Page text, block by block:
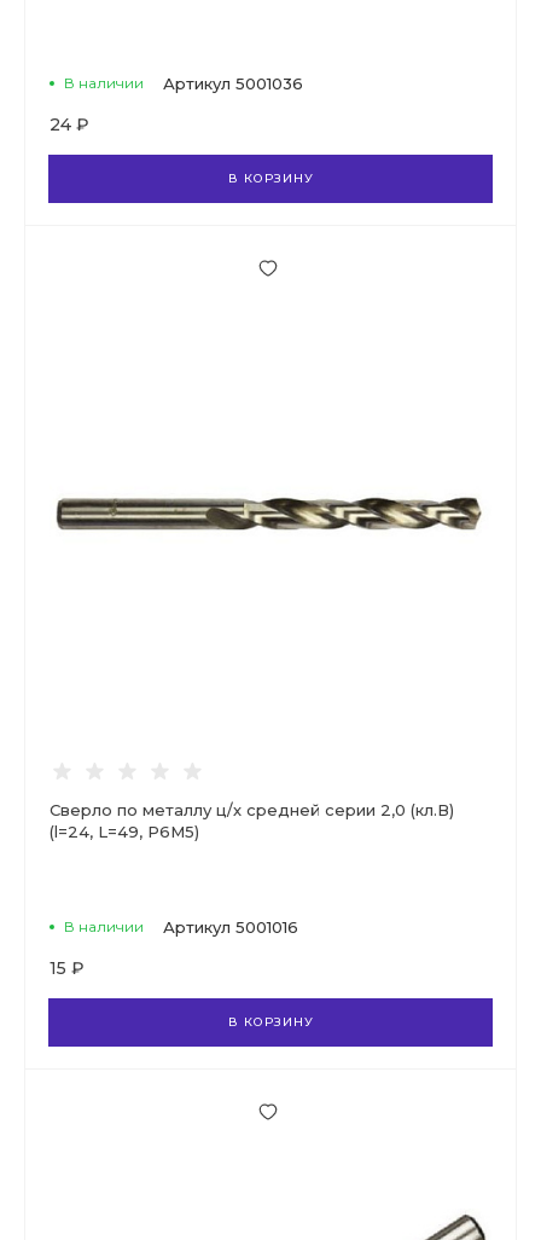
В наличии Артикул 5001036
24 ₽
В КОРЗИНУ
Сверло по металлу ц/х средней серии 2,0 (кл.В)
(l=24, L=49, Р6М5)
В наличии Артикул 5001016
15 ₽
В КОРЗИНУ